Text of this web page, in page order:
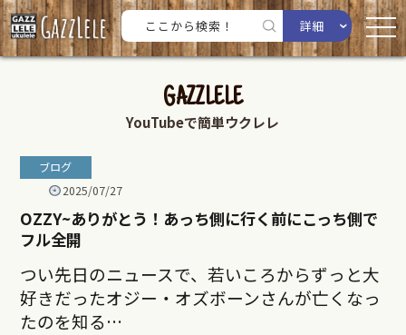
詳細
GAZZLELE
YouTubeで簡単ウクレレ
ブログ
2025/07/27
OZZY~ありがとう！あっち側に行く前にこっち側で
フル全開
つい先日のニュースで、若いころからずっと大
好きだったオジー・オズボーンさんが亡くなっ
たのを知る…